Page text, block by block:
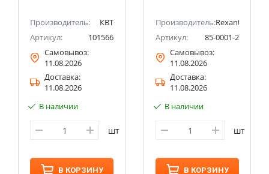
Производитель:
КВТ
Артикул:
101566
Самовывоз:
11.08.2026
Доставка:
11.08.2026
В наличии
шт
В КОРЗИНУ
Производитель:Rexant
Артикул:
85-0001-2
Самовывоз:
11.08.2026
Доставка:
11.08.2026
В наличии
шт
В КОРЗИНУ